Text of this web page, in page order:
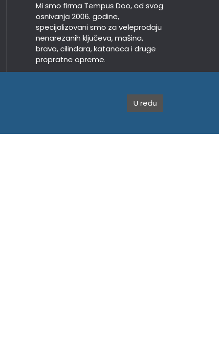
Mi smo firma Tempus Doo, od svog
osnivanja 2006. godine,
specijalizovani smo za veleprodaju
nenarezanih ključeva, mašina,
brava, cilindara, katanaca i druge
propratne opreme.
U redu